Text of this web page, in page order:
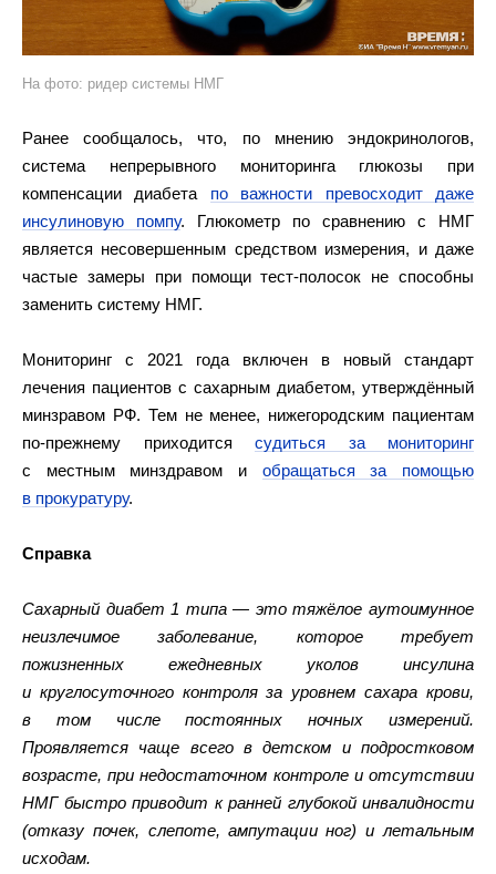
На фото: ридер системы НМГ
Ранее сообщалось, что, по мнению эндокринологов,
система непрерывного мониторинга глюкозы при
компенсации диабета по важности превосходит даже
инсулиновую помпу. Глюкометр по сравнению с НМГ
является несовершенным средством измерения, и даже
частые замеры при помощи тест-полосок не способны
заменить систему НМГ.
Мониторинг с 2021 года включен в новый стандарт
лечения пациентов с сахарным диабетом, утверждённый
минзравом РФ. Тем не менее, нижегородским пациентам
по-прежнему приходится судиться за мониторинг
с местным минздравом и обращаться за помощью
в прокуратуру.
Справка
Сахарный диабет 1 типа — это тяжёлое аутоимунное
неизлечимое заболевание, которое требует
пожизненных ежедневных уколов инсулина
и круглосуточного контроля за уровнем сахара крови,
в том числе постоянных ночных измерений.
Проявляется чаще всего в детском и подростковом
возрасте, при недостаточном контроле и отсутствии
НМГ быстро приводит к ранней глубокой инвалидности
(отказу почек, слепоте, ампутации ног) и летальным
исходам.